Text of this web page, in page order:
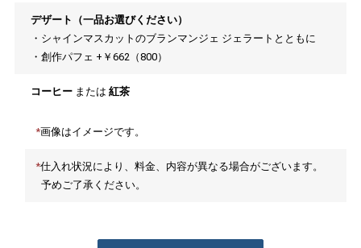
デザート（一品お選びください）
・シャインマスカットのブランマンジェ ジェラートとともに
・創作パフェ +￥662（800）
コーヒーまたは 紅茶
画像はイメージです。
仕入れ状況により、料金、内容が異なる場合がございます。
予めご了承ください。